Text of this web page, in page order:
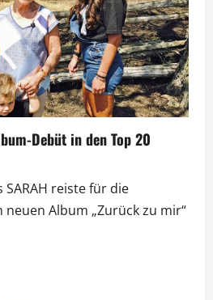
Debüt in den Top 20
reiste für die
Album „Zurück zu mir“